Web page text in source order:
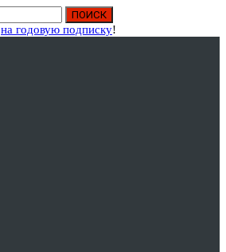
на годовую подписку!